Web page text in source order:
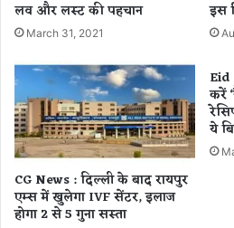
ति
औ
कु
ल
प
ति
ने
की
सौ
ज
न्य
रें
ये
लव और लस्ट की पहचान
March 31, 2021
इस
CG News : दिल्ली के बाद रायपुर
एम्स में खुलेगा IVF सेंटर, इलाज
होगा 2 से 5 गुना सस्ता
Eid
करें
ये